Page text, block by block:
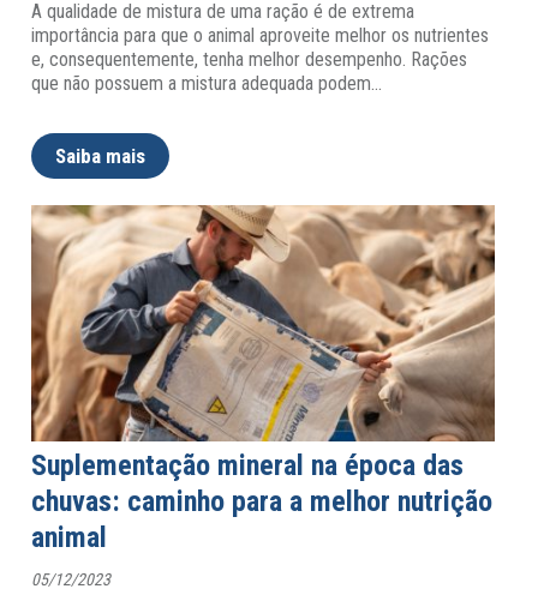
A qualidade de mistura de uma ração é de extrema
importância para que o animal aproveite melhor os nutrientes
e, consequentemente, tenha melhor desempenho. Rações
que não possuem a mistura adequada podem
Saiba mais
Suplementação mineral na época das
chuvas: caminho para a melhor nutrição
animal
05/12/2023